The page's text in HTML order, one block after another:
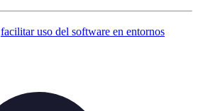
facilitar uso del software en entornos